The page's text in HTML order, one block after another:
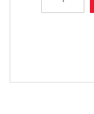
Silkolene
20W50